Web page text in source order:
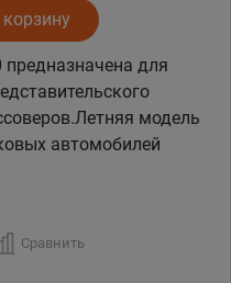
корзину
для
модель
автомобилей
Сравнить